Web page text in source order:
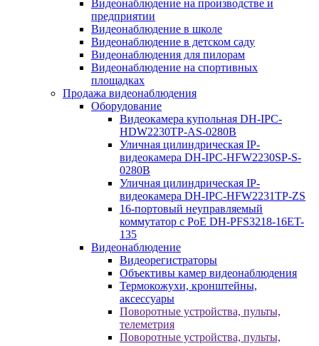
Видеонаблюдение на производстве и
предприятии
Видеонаблюдение в школе
Видеонаблюдение в детском саду
Видеонаблюдения для пилорам
Видеонаблюдение на спортивных
площадках
Продажа видеонаблюдения
Оборудование
Видеокамера купольная DH-IPC-
HDW2230TP-AS-0280B
Уличная цилиндрическая IP-
видеокамера DH-IPC-HFW2230SP-S-
0280B
Уличная цилиндрическая IP-
видеокамера DH-IPC-HFW2231TP-ZS
16-портовый неуправляемый
коммутатор с РоЕ DH-PFS3218-16ET-
135
Видеонаблюдение
Видеорегистраторы
Объективы камер видеонаблюдения
Термокожухи, кронштейны,
аксессуары
Поворотные устройства, пульты,
телеметрия
Поворотные устройства, пульты,